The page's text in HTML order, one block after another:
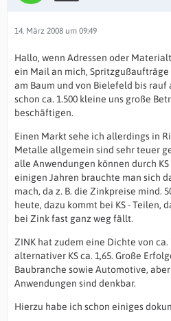
14. März 2008 um 09:49
Hallo, wenn Adressen oder
ein Mail an mich,
am Baum und von Bielefeld bis rauf
schon ca. 1.500 kleine uns große
beschäftigen.
Einen Markt sehe ich allerdings in
Metalle allgemein sind sehr teuer
alle Anwendungen können durch
einigen Jahren brauchte man sich
mach, da z. B. die Zinkpreise mind.
heute, dazu kommt bei KS - Teilen,
bei Zink fast ganz weg fällt.
ZINK hat zudem eine Dichte von ca.
alternativer KS ca. 1,65. Große
Baubranche sowie Automotive,
Anwendungen sind denkbar.
Hierzu habe ich schon einiges